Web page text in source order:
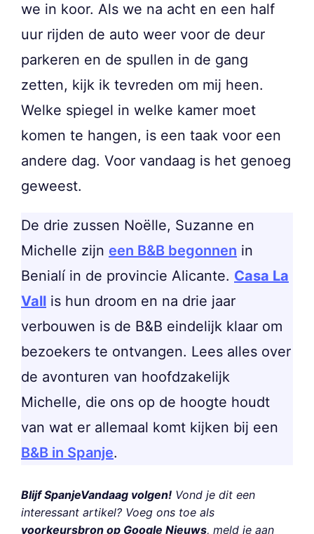
we in koor. Als we na acht en een half
uur rijden de auto weer voor de deur
parkeren en de spullen in de gang
zetten, kijk ik tevreden om mij heen.
Welke spiegel in welke kamer moet
komen te hangen, is een taak voor een
andere dag. Voor vandaag is het genoeg
geweest.
De drie zussen Noëlle, Suzanne en
Michelle zijn een B&B begonnen in
Benialí in de provincie Alicante. Casa La
Vall is hun droom en na drie jaar
verbouwen is de B&B eindelijk klaar om
bezoekers te ontvangen. Lees alles over
de avonturen van hoofdzakelijk
Michelle, die ons op de hoogte houdt
van wat er allemaal komt kijken bij een
B&B in Spanje.
Blijf SpanjeVandaag volgen! Vond je dit een
interessant artikel? Voeg ons toe als
voorkeursbron op Google Nieuws, meld je aan